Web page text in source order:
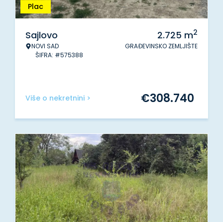
Plac
Sajlovo
NOVI SAD
ŠIFRA: #575388
2.725 m2
GRAĐEVINSKO ZEMLJIŠTE
Više o nekretnini > €308.740